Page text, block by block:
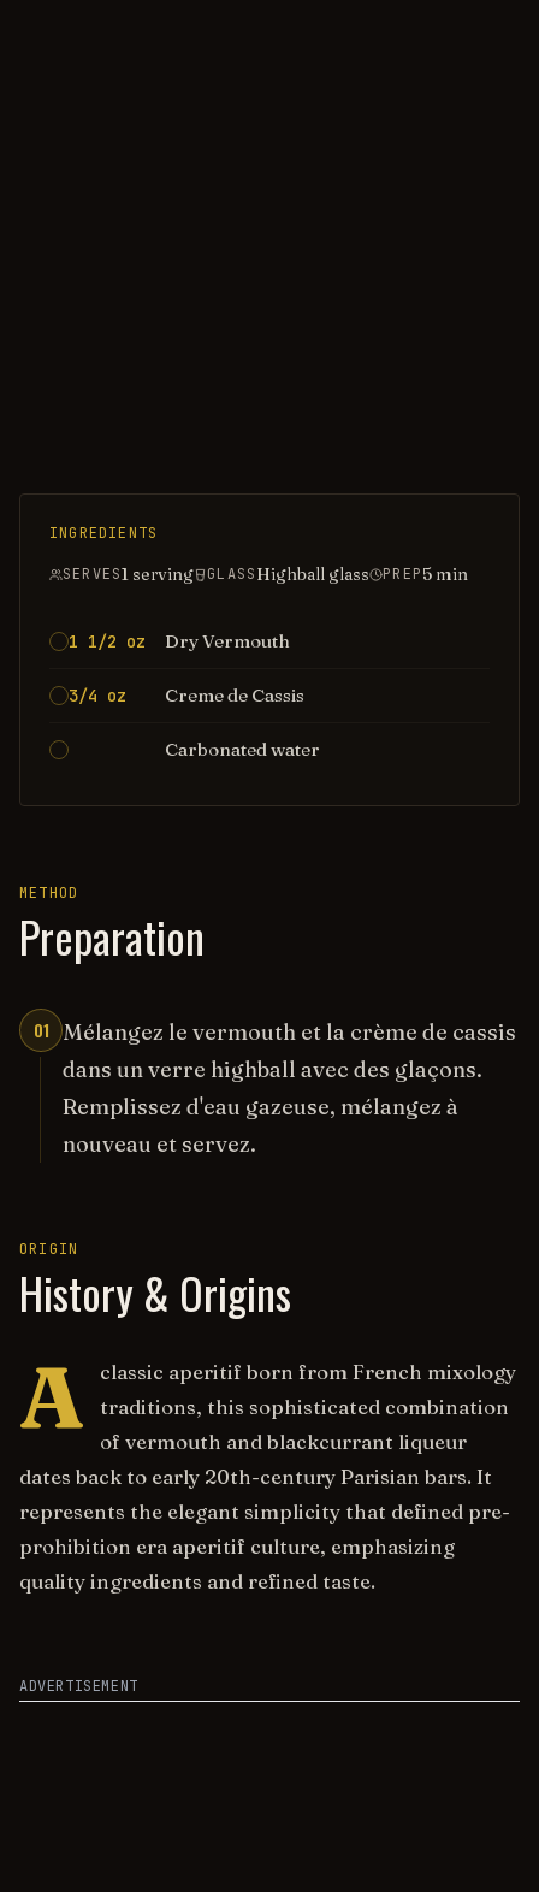
INGREDIENTS
SERVES1 serving GLASSHighball glass PREP5 min
1 1/2 oz Dry Vermouth
3/4 oz Creme de Cassis
Carbonated water
METHOD
Preparation
01
Mélangez le vermouth et la crème de cassis
dans un verre highball avec des glaçons.
Remplissez d'eau gazeuse, mélangez à
nouveau et servez.
ORIGIN
History & Origins
A
classic aperitif born from French mixology
traditions, this sophisticated combination
of vermouth and blackcurrant liqueur
dates back to early 20th-century Parisian bars. It
represents the elegant simplicity that defined pre-
prohibition era aperitif culture, emphasizing
quality ingredients and refined taste.
ADVERTISEMENT